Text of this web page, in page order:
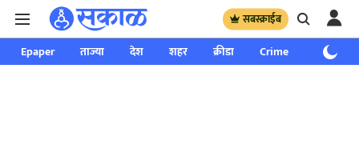
सबस्क्राईब
Epaper ताज्या देश शहर क्रीडा Crime साप्ताहिक